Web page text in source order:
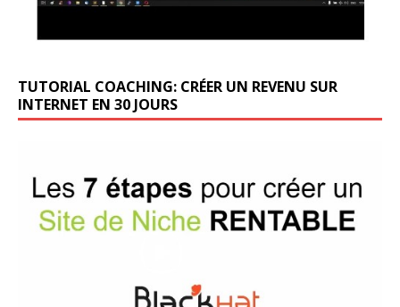
TUTORIAL COACHING: CRÉER UN REVENU SUR
INTERNET EN 30 JOURS